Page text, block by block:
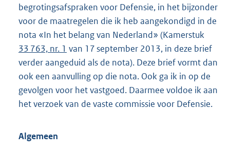
begrotingsafspraken voor Defensie, in het bijzonder
voor de maatregelen die ik heb aangekondigd in de
nota «In het belang van Nederland» (Kamerstuk
33 763, nr. 1 van 17 september 2013, in deze brief
verder aangeduid als de nota). Deze brief vormt dan
ook een aanvulling op die nota. Ook ga ik in op de
gevolgen voor het vastgoed. Daarmee voldoe ik aan
het verzoek van de vaste commissie voor Defensie.
Algemeen